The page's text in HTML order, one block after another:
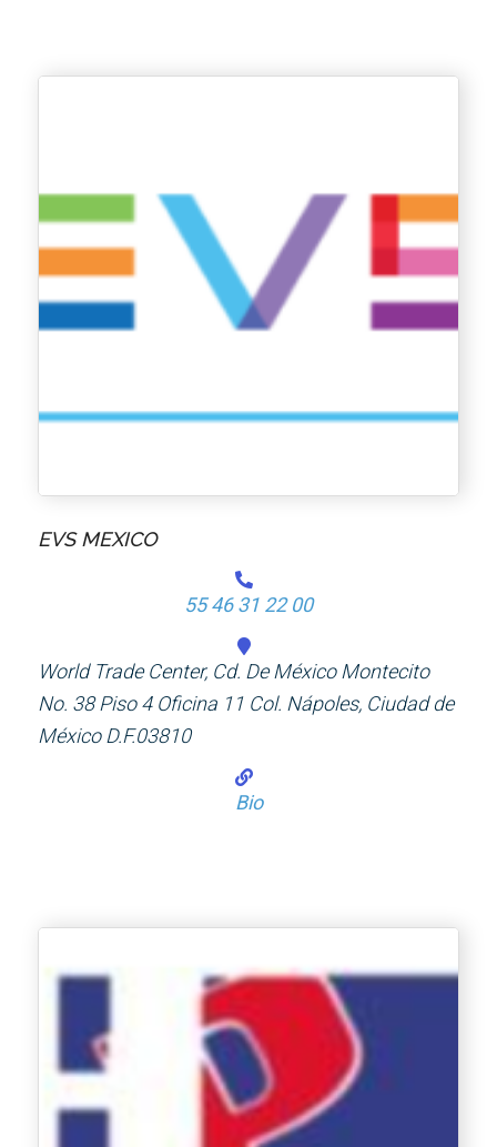
EVS MEXICO
55 46 31 22 00
World Trade Center, Cd. De México Montecito
No. 38 Piso 4 Oficina 11 Col. Nápoles, Ciudad de
México D.F.03810
Bio